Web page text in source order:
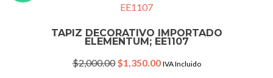
TAPIZ DECORATIVO IMPORTADO
ELEMENTUM; EE1107
$2,000.00 Original
$1,350.00Current
IVA Incluido